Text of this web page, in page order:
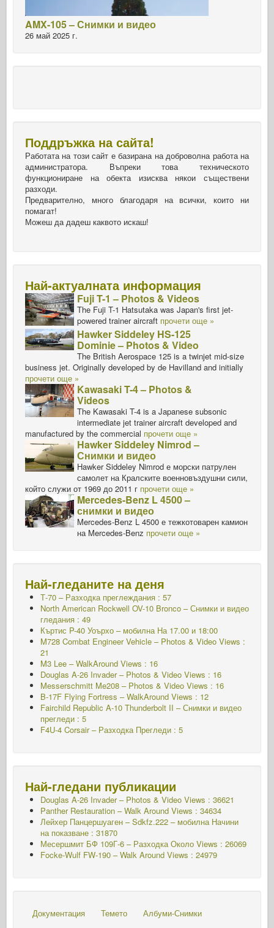
AMX-105 – Снимки и видео
26 май 2025 г.
Поддръжка на сайта!
Работата на този сайт е базирана на доброволна работа на
администратора. Въпреки това техническото
функциониране на обекта изисква някои съществени
разходи.
Предварително, много благодаря на всички, които ни
помагат!
Можеш да дадеш каквото искаш!
Най-актуалната информация
Fuji T-1 – Photos & Videos
The Fuji T-1 Hatsutaka was Japan's first jet-
powered trainer aircraft прочети още »
Hawker Siddeley HS-125
Dominie – Photos & Video
The British Aerospace 125 is a twinjet mid-size
business jet. Originally developed by de Havilland and initially
прочети още »
Kawasaki T-4 – Photos &
Videos
The Kawasaki T-4 is a Japanese subsonic
intermediate jet trainer aircraft developed and
manufactured by the commercial прочети още »
Hawker Siddeley Nimrod –
Снимки и видео
Hawker Siddeley Nimrod е морски патрулен
самолет на Кралските военновъздушни сили,
който служи от 1969 до 2011 г прочети още »
Mercedes-Benz L 4500 –
снимки и видео
Mercedes-Benz L 4500 е тежкотоварен камион
на Mercedes-Benz прочети още »
Най-гледаните на деня
Т-70 – Разходкапреглеждания : 57
North American Rockwell OV-10 Bronco – Снимки и видео
гледания : 49
Къртис P-40 Уоърхо – мобилнаНа 17.00 и 18:00
M728 Combat Engineer Vehicle – Photos & Video Views :
21
M3 Lee – WalkAround Views : 16
Douglas A-26 Invader – Photos & Video Views : 16
Messerschmitt Me208 – Photos & Video Views : 16
B-17F Flying Fortress – WalkAround Views : 12
Fairchild Republic A-10 Thunderbolt II – Снимки и видео
прегледи : 5
F4U-4 Corsair – Разходка Прегледи : 5
Най-гледани публикации
Douglas A-26 Invader – Photos & Video Views : 36621
Panther Restauration – Walk Around Views : 34634
Лейхер Панцершуаген – Sdkfz.222 – мобилнаНачини
на показване : 31870
Месершмит БФ 109Г-6 – Разходка Около Views : 26069
Focke-Wulf FW-190 – Walk Around Views : 24979
Документация Темето Албуми-Снимки